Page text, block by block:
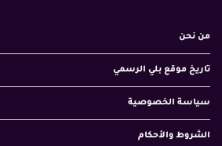
من نحن
تاريخ موقع بلي الرسمي
سياسة الخصوصية
الشروط والأحكام